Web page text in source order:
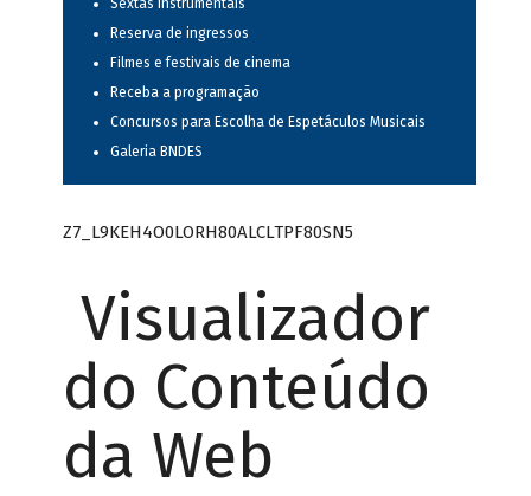
Sextas instrumentais
Reserva de ingressos
Filmes e festivais de cinema
Receba a programação
Concursos para Escolha de Espetáculos Musicais
Galeria BNDES
Z7_L9KEH4O0LORH80ALCLTPF80SN5
Visualizador
do Conteúdo
da Web